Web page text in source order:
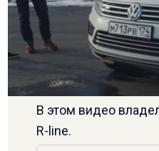
В этом видео
R-line.